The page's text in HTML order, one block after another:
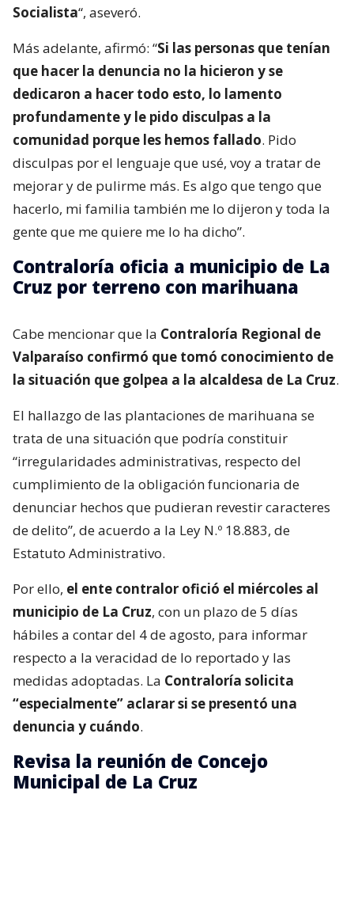
Socialista“, aseveró.
Más adelante, afirmó: “Si las personas que tenían
que hacer la denuncia no la hicieron y se
dedicaron a hacer todo esto, lo lamento
profundamente y le pido disculpas a la
comunidad porque les hemos fallado. Pido
disculpas por el lenguaje que usé, voy a tratar de
mejorar y de pulirme más. Es algo que tengo que
hacerlo, mi familia también me lo dijeron y toda la
gente que me quiere me lo ha dicho”.
Contraloría oficia a municipio de La
Cruz por terreno con marihuana
Cabe mencionar que la Contraloría Regional de
Valparaíso confirmó que tomó conocimiento de
la situación que golpea a la alcaldesa de La Cruz.
El hallazgo de las plantaciones de marihuana se
trata de una situación que podría constituir
“irregularidades administrativas, respecto del
cumplimiento de la obligación funcionaria de
denunciar hechos que pudieran revestir caracteres
de delito”, de acuerdo a la Ley N.º 18.883, de
Estatuto Administrativo.
Por ello, el ente contralor ofició el miércoles al
municipio de La Cruz, con un plazo de 5 días
hábiles a contar del 4 de agosto, para informar
respecto a la veracidad de lo reportado y las
medidas adoptadas. La Contraloría solicita
“especialmente” aclarar si se presentó una
denuncia y cuándo.
Revisa la reunión de Concejo
Municipal de La Cruz